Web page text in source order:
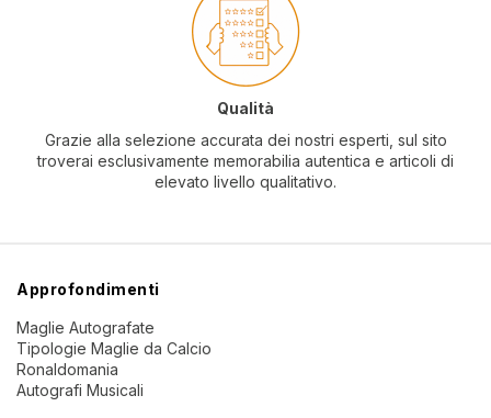
Qualità
Grazie alla selezione accurata dei nostri esperti, sul sito
troverai esclusivamente memorabilia autentica e articoli di
elevato livello qualitativo.
Approfondimenti
Maglie Autografate
Tipologie Maglie da Calcio
Ronaldomania
Autografi Musicali